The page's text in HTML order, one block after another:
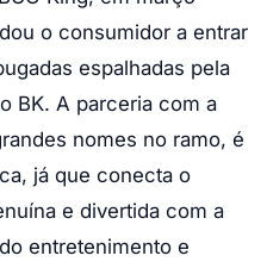
o consumidor a entrar
espalhadas pela
BK. A parceria com a
nomes no ramo, é
já que conecta o
e divertida com a
entretenimento e